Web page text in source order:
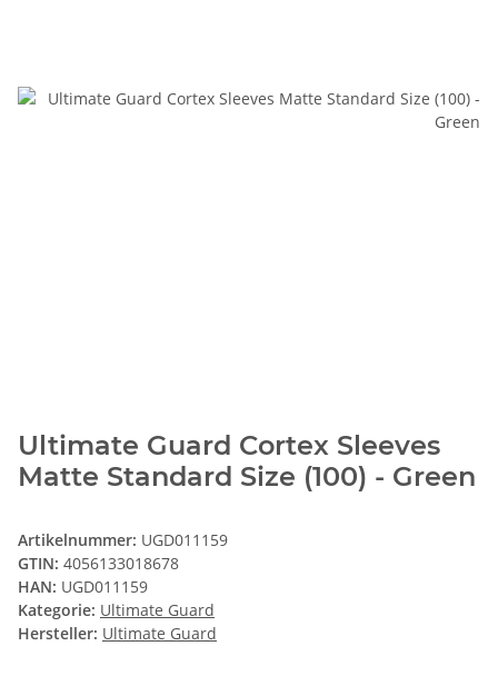
Ultimate Guard Cortex Sleeves
Matte Standard Size (100) - Green
Artikelnummer: UGD011159
GTIN: 4056133018678
HAN: UGD011159
Kategorie: Ultimate Guard
Hersteller: Ultimate Guard